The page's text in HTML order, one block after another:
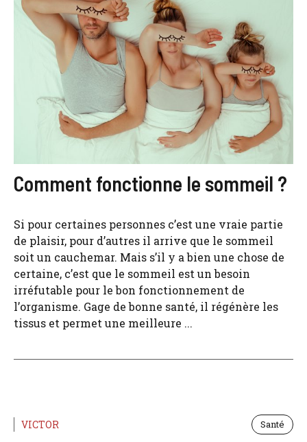
Comment fonctionne le sommeil ?
Si pour certaines personnes c’est une vraie partie
de plaisir, pour d’autres il arrive que le sommeil
soit un cauchemar. Mais s’il y a bien une chose de
certaine, c’est que le sommeil est un besoin
irréfutable pour le bon fonctionnement de
l’organisme. Gage de bonne santé, il régénère les
tissus et permet une meilleure ...
VICTOR Santé